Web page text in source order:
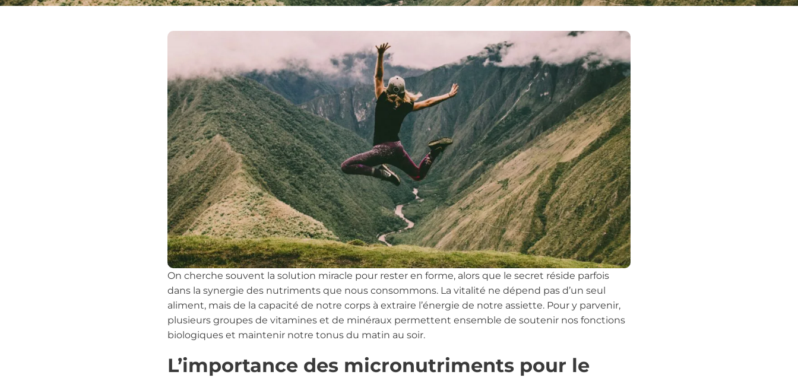
On cherche souvent la solution miracle pour rester en forme, alors que le secret réside parfois
dans la synergie des nutriments que nous consommons. La vitalité ne dépend pas d’un seul
aliment, mais de la capacité de notre corps à extraire l’énergie de notre assiette. Pour y parvenir,
plusieurs groupes de vitamines et de minéraux permettent ensemble de soutenir nos fonctions
biologiques et maintenir notre tonus du matin au soir.
L’importance des micronutriments pour le